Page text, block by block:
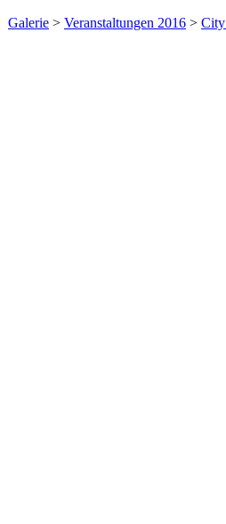
Galerie > Veranstaltungen 2016 >